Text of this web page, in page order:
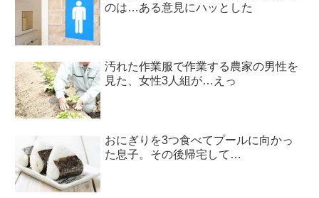
のは…ある意見にハッとした
汚れた作業服で作業する農家の男性を
見た、女性3人組が…えっ
おにぎりを3つ食べてプールに向かっ
た息子。その後帰宅して…